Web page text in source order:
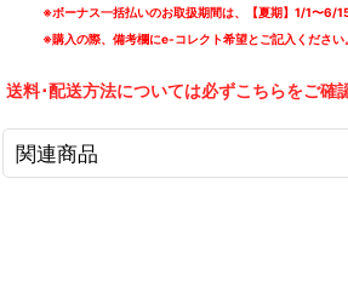
※ボーナス一括払いのお取扱期間は、【夏期】1/1〜6/15
※購入の際、備考欄にe-コレクト希望とご記入ください。
送料･配送方法については必ずこちらをご確
関連商品